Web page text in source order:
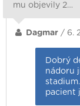
mu objevily 2…
Dagmar / 6.
Dobrý
nádoru
pacient